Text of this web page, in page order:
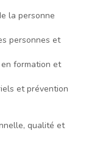
la personne
personnes et
formation et
et prévention
qualité et